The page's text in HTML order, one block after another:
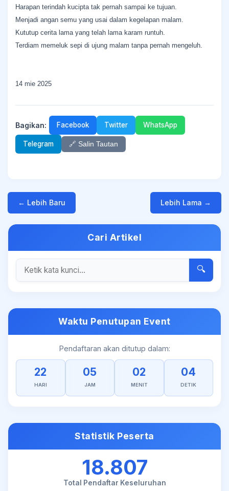
Harapan terindah kucipta tak pernah sampai ke tujuan.
Menjadi angan semu yang usai dalam kegelapan malam.
Kututup cerita lama yang telah lama karam runtuh.
Terdiam memeluk sepi di ujung malam tanpa pernah mengeluh.
14 mie 2025
Bagikan: Facebook Twitter WhatsApp
Telegram 🔗 Salin Tautan
← Lebih Baru Lebih Lama →
Cari Artikel
🔍
Waktu Penutupan Event
Pendaftaran akan ditutup dalam:
22
HARI
05
JAM
02
MENIT
04
DETIK
Statistik Peserta
18.807
Total Pendaftar Keseluruhan